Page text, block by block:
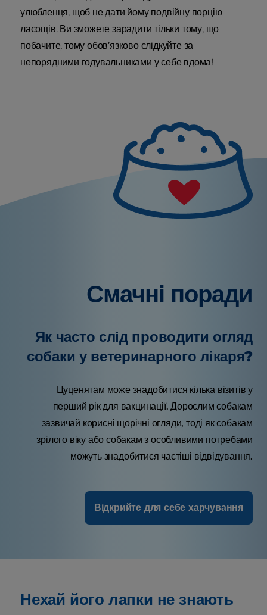
улюбленця, щоб не дати йому подвійну порцію
ласощів. Ви зможете зарадити тільки тому, що
побачите, тому обов’язково слідкуйте за
непорядними годувальниками у себе вдома!
Смачні поради
Як часто слід проводити огляд
собаки у ветеринарного лікаря?
Цуценятам може знадобитися кілька візитів у
перший рік для вакцинації. Дорослим собакам
зазвичай корисні щорічні огляди, тоді як собакам
зрілого віку або собакам з особливими потребами
можуть знадобитися частіші відвідування.
Відкрийте для себе харчування
Нехай його лапки не знають